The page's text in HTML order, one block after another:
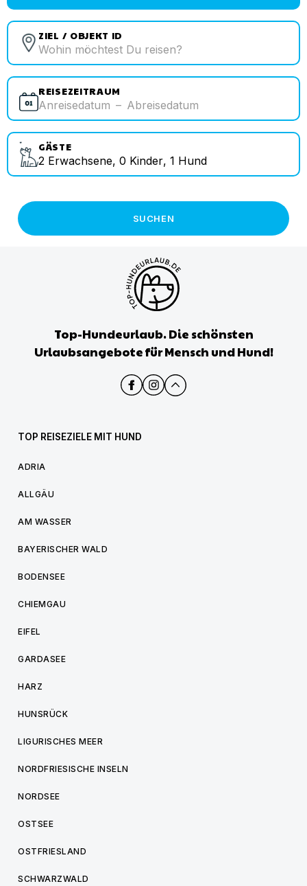
ZIEL / OBJEKT ID
REISEZEITRAUM
Anreisedatum – Abreisedatum
GÄSTE
2 Erwachsene, 0 Kinder, 1 Hund
SUCHEN
Top-Hundeurlaub. Die schönsten
Urlaubsangebote für Mensch und Hund!
TOP REISEZIELE MIT HUND
ADRIA
ALLGÄU
AM WASSER
BAYERISCHER WALD
BODENSEE
CHIEMGAU
EIFEL
GARDASEE
HARZ
HUNSRÜCK
LIGURISCHES MEER
NORDFRIESISCHE INSELN
NORDSEE
OSTSEE
OSTFRIESLAND
SCHWARZWALD